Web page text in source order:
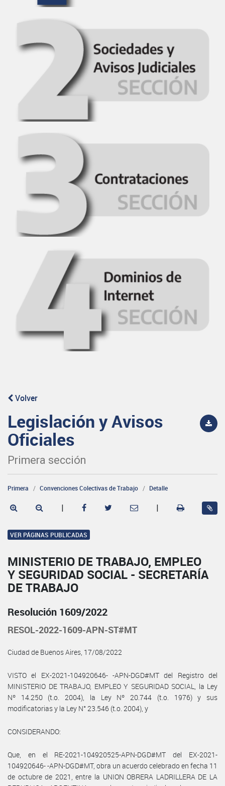
Volver
Legislación y Avisos
Oficiales
Primera sección
Primera Convenciones Colectivas de Trabajo Detalle
| |
VER PÁGINAS PUBLICADAS
MINISTERIO DE TRABAJO, EMPLEO
Y SEGURIDAD SOCIAL - SECRETARÍA
DE TRABAJO
Resolución 1609/2022
RESOL-2022-1609-APN-ST#MT
Ciudad de Buenos Aires, 17/08/2022
VISTO el EX-2021-104920646- -APN-DGD#MT del Registro del
MINISTERIO DE TRABAJO, EMPLEO Y SEGURIDAD SOCIAL, la Ley
Nº 14.250 (t.o. 2004), la Ley Nº 20.744 (t.o. 1976) y sus
modificatorias y la Ley N° 23.546 (t.o. 2004), y
CONSIDERANDO:
Que, en el RE-2021-104920525-APN-DGD#MT del EX-2021-
104920646- -APN-DGD#MT, obra un acuerdo celebrado en fecha 11
de octubre de 2021, entre la UNION OBRERA LADRILLERA DE LA